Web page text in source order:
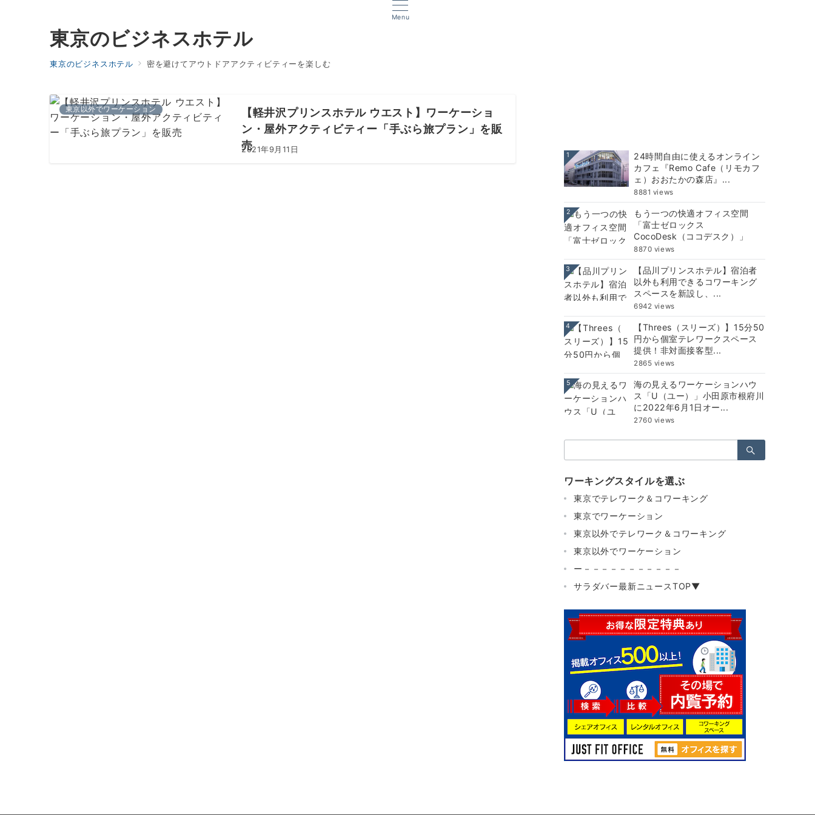
Menu
東京のビジネスホテル
東京のビジネスホテル 密を避けてアウトドアアクティビティーを楽しむ
東京以外でワーケーション
【軽井沢プリンスホテル ウエスト】ワーケーショ
ン・屋外アクティビティー「手ぶら旅プラン」を販
売
2021年9月11日
1
24時間自由に使えるオンライン
カフェ『Remo Cafe（リモカフ
ェ）おおたかの森店』...
8881 views
2
もう一つの快適オフィス空間
「富士ゼロックス
CocoDesk（ココデスク）」
8870 views
3
【品川プリンスホテル】宿泊者
以外も利用できるコワーキング
スペースを新設し、...
6942 views
4
【Threes（スリーズ）】15分50
円から個室テレワークスペース
提供！非対面接客型...
2865 views
5
海の見えるワーケーションハウ
ス「U（ユー）」小田原市根府川
に2022年6月1日オー...
2760 views
索：
ワーキングスタイルを選ぶ
東京でテレワーク＆コワーキング
東京でワーケーション
東京以外でテレワーク＆コワーキング
東京以外でワーケーション
ー－－－－－－－－－－－
サラダバー最新ニュースTOP▼